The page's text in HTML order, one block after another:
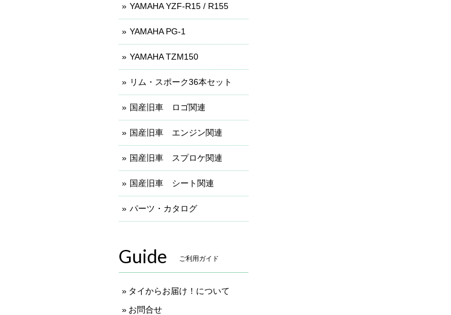
YAMAHA YZF-R15 / R155
YAMAHA PG-1
YAMAHA TZM150
リム・スポーク36本セット
国産旧車 ロゴ関連
国産旧車 エンジン関連
国産旧車 スプロケ関連
国産旧車 シート関連
パーツ・カタログ
Guide ご利用ガイド
タイからお届け！について
お問合せ